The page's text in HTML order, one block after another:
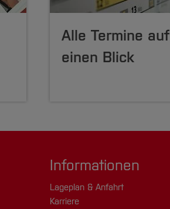
Alle Termine auf
einen Blick
Informationen
Lageplan & Anfahrt
Karriere